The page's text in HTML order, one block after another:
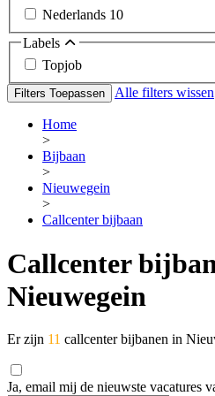
Nederlands 10
Labels
Topjob
Filters Toepassen Alle filters wissen
Home
>
Bijbaan
>
Nieuwegein
>
Callcenter bijbaan
Callcenter
Nieuwegein
Er zijn 11 callcenter bijbanen in
Ja, email mij de nieuwste vacatures